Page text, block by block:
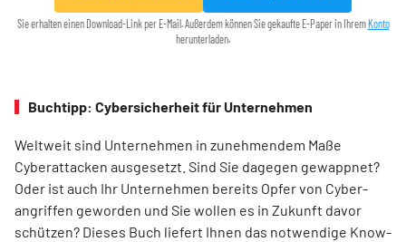
Sie erhalten einen Download-Link per E-Mail. Außerdem können Sie gekaufte E-Paper in Ihrem Konto
herunterladen.
Buchtipp: Cybersicherheit für Unternehmen
Weltweit sind Unternehmen in zunehmendem Maße
Cyberattacken ausgesetzt. Sind Sie dagegen gewappnet?
Oder ist auch Ihr Unternehmen bereits Opfer von Cyber-
angriffen geworden und Sie wollen es in Zukunft davor
schützen? Dieses Buch liefert Ihnen das notwendige Know-